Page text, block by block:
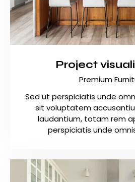
Project
Premium
Sed ut perspiciatis unde
sit voluptatem
laudantium, totam rem
perspiciatis unde